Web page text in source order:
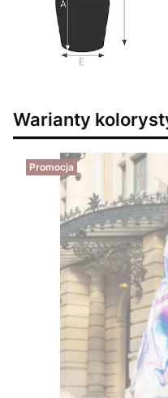
Warianty
Promocja